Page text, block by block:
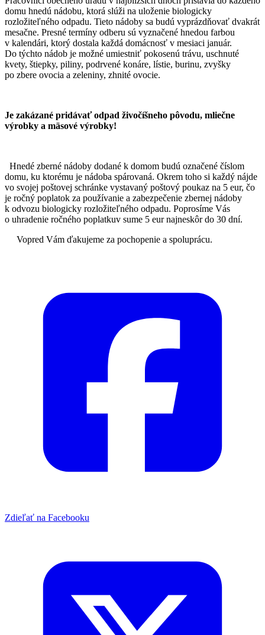
domu hnedú nádobu, ktorá slúži na uloženie biologicky
rozložiteľného odpadu. Tieto nádoby sa budú vyprázdňovať dvakrát
mesačne. Presné termíny odberu sú vyznačené hnedou farbou
v kalendári, ktorý dostala každá domácnosť v mesiaci január.
Do týchto nádob je možné umiestniť pokosenú trávu, uschnuté
kvety, štiepky, piliny, podrvené konáre, lístie, burinu, zvyšky
po zbere ovocia a zeleniny, zhnité ovocie.
Je zakázané pridávať odpad živočíšneho pôvodu, mliečne
výrobky a mäsové výrobky!
Hnedé zberné nádoby dodané k domom budú označené číslom
domu, ku ktorému je nádoba spárovaná. Okrem toho si každý nájde
vo svojej poštovej schránke vystavaný poštový poukaz na 5 eur, čo
je ročný poplatok za používanie a zabezpečenie zbernej nádoby
k odvozu biologicky rozložiteľného odpadu. Poprosíme Vás
o uhradenie ročného poplatkuv sume 5 eur najneskôr do 30 dní.
Vopred Vám ďakujeme za pochopenie a spoluprácu.
Zdieľať na Facebooku